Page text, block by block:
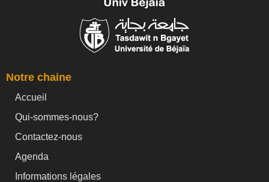
Notre chaine
Accueil
Qui-sommes-nous?
Contactez-nous
Agenda
Informations légales